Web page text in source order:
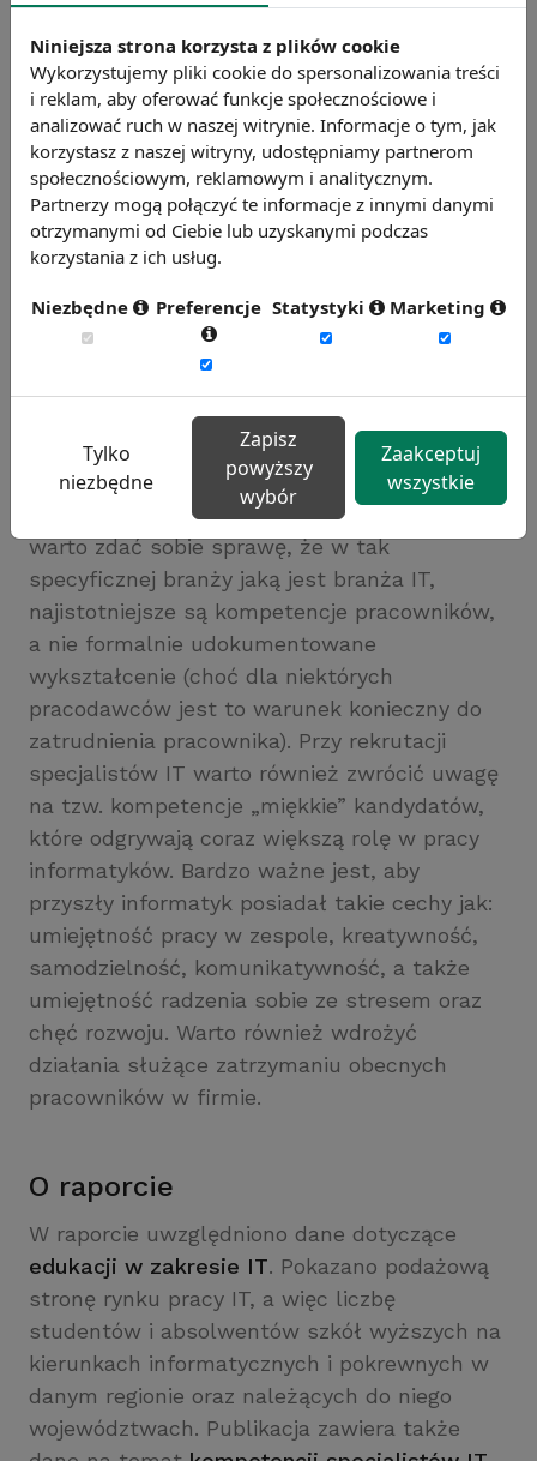
rekrutacją informatyków?
Problemy ze znalezieniem specjalistów IT
wymuszają odpowiednie zaplanowanie działań
przez pracodawców. W pierwszej kolejności
warto zdać sobie sprawę, że w tak
specyficznej branży jaką jest branża IT,
najistotniejsze są kompetencje pracowników,
a nie formalnie udokumentowane
wykształcenie (choć dla niektórych
pracodawców jest to warunek konieczny do
zatrudnienia pracownika). Przy rekrutacji
specjalistów IT warto również zwrócić uwagę
na tzw. kompetencje „miękkie” kandydatów,
które odgrywają coraz większą rolę w pracy
informatyków. Bardzo ważne jest, aby
przyszły informatyk posiadał takie cechy jak:
umiejętność pracy w zespole, kreatywność,
samodzielność, komunikatywność, a także
umiejętność radzenia sobie ze stresem oraz
chęć rozwoju. Warto również wdrożyć
działania służące zatrzymaniu obecnych
pracowników w firmie.
O raporcie
W raporcie uwzględniono dane dotyczące
edukacji w zakresie IT. Pokazano podażową
stronę rynku pracy IT, a więc liczbę
studentów i absolwentów szkół wyższych na
kierunkach informatycznych i pokrewnych w
danym regionie oraz należących do niego
województwach. Publikacja zawiera także
Niniejsza strona korzysta z plików cookie
Wykorzystujemy pliki cookie do spersonalizowania treści
i reklam, aby oferować funkcje społecznościowe i
analizować ruch w naszej witrynie. Informacje o tym, jak
korzystasz z naszej witryny, udostępniamy partnerom
społecznościowym, reklamowym i analitycznym.
Partnerzy mogą połączyć te informacje z innymi danymi
otrzymanymi od Ciebie lub uzyskanymi podczas
korzystania z ich usług.
Niezbędne Preferencje Statystyki Marketing
Tylko
niezbędne
Zapisz
powyższy
wybór
Zaakceptuj
wszystkie